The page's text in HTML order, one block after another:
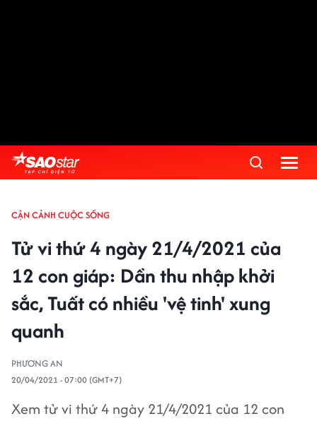
CẬN CẢNH CUỘC SỐNG
Tử vi thứ 4 ngày 21/4/2021 của
12 con giáp: Dần thu nhập khởi
sắc, Tuất có nhiều 'vệ tinh' xung
quanh
PHƯƠNG AN
20/04/2021 - 07:00 (GMT+7)
Xem tử vi thứ 4 ngày 21/4/2021 của 12 con